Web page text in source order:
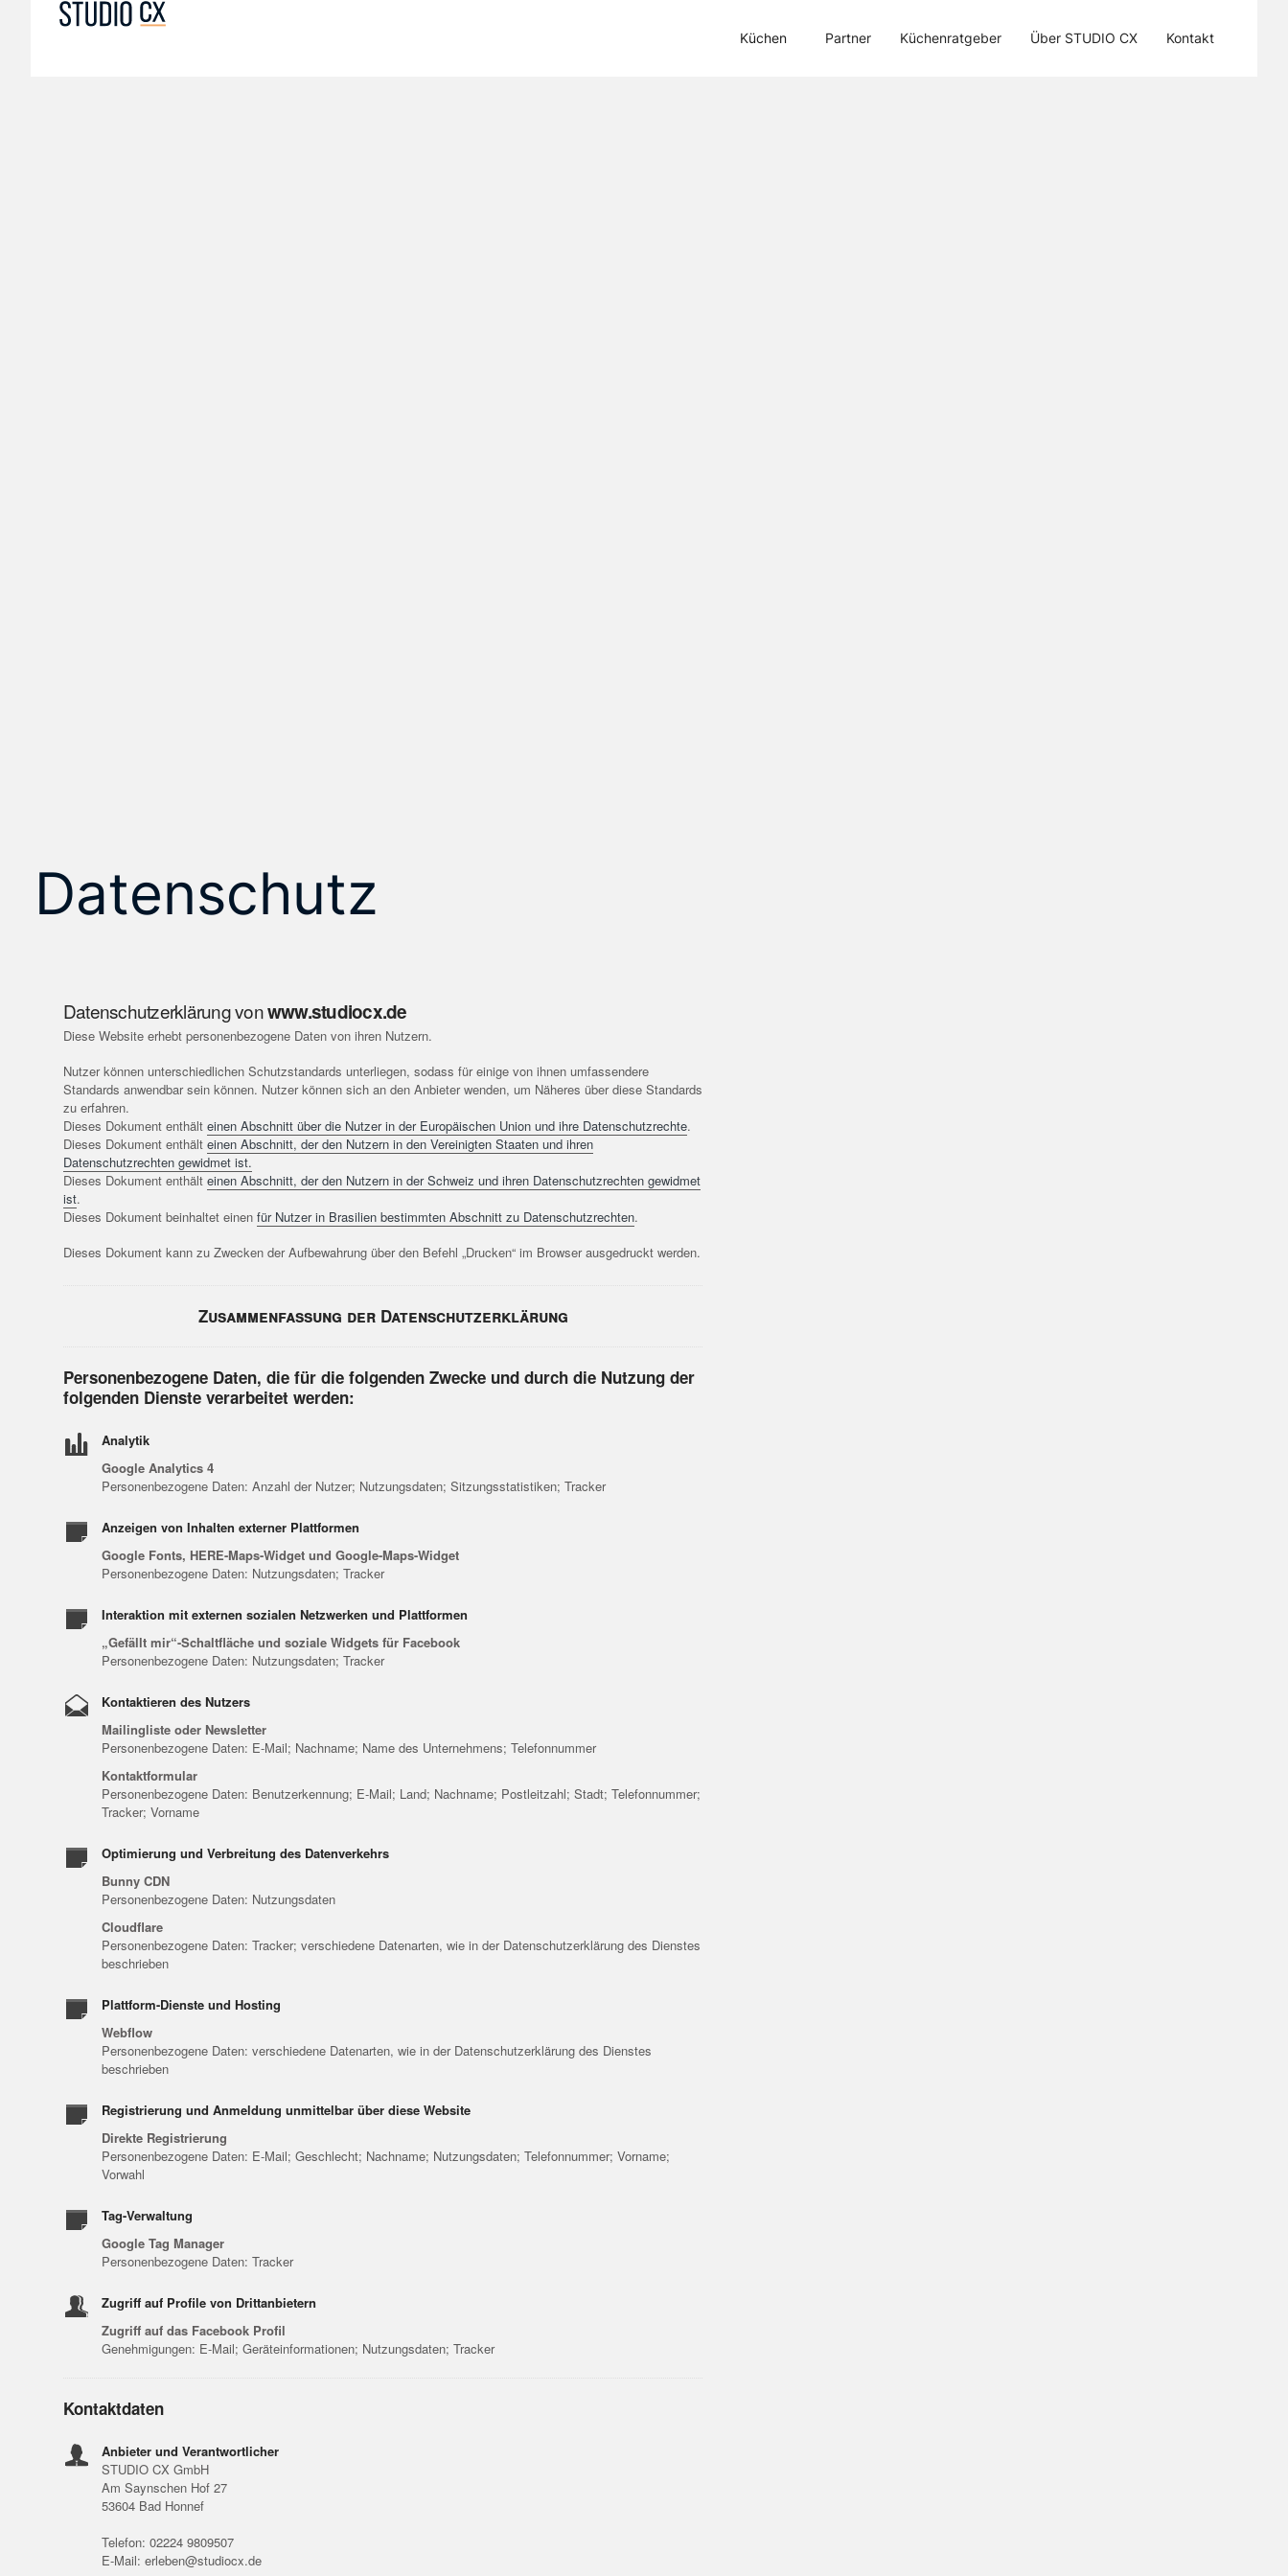
Küchen Partner Küchenratgeber Über STUDIO CX Kontakt
Datenschutz
Datenschutzerklärung vonwww.studiocx.de
Diese Website erhebt personenbezogene Daten von ihren Nutzern.
Nutzer können unterschiedlichen Schutzstandards unterliegen, sodass für einige von ihnen umfassendere
Standards anwendbar sein können. Nutzer können sich an den Anbieter wenden, um Näheres über diese Standards
zu erfahren.
Dieses Dokument enthält einen Abschnitt über die Nutzer in der Europäischen Union und ihre Datenschutzrechte.
Dieses Dokument enthält einen Abschnitt, der den Nutzern in den Vereinigten Staaten und ihren
Datenschutzrechten gewidmet ist.
Dieses Dokument enthält einen Abschnitt, der den Nutzern in der Schweiz und ihren Datenschutzrechten gewidmet
ist.
Dieses Dokument beinhaltet einen für Nutzer in Brasilien bestimmten Abschnitt zu Datenschutzrechten.
Dieses Dokument kann zu Zwecken der Aufbewahrung über den Befehl „Drucken“ im Browser ausgedruckt werden.
Zusammenfassung der Datenschutzerklärung
Personenbezogene Daten, die für die folgenden Zwecke und durch die Nutzung der
folgenden Dienste verarbeitet werden:
Analytik
Google Analytics 4
Personenbezogene Daten: Anzahl der Nutzer; Nutzungsdaten; Sitzungsstatistiken; Tracker
Anzeigen von Inhalten externer Plattformen
Google Fonts, HERE-Maps-Widget und Google-Maps-Widget
Personenbezogene Daten: Nutzungsdaten; Tracker
Interaktion mit externen sozialen Netzwerken und Plattformen
„Gefällt mir“-Schaltfläche und soziale Widgets für Facebook
Personenbezogene Daten: Nutzungsdaten; Tracker
Kontaktieren des Nutzers
Mailingliste oder Newsletter
Personenbezogene Daten: E-Mail; Nachname; Name des Unternehmens; Telefonnummer
Kontaktformular
Personenbezogene Daten: Benutzerkennung; E-Mail; Land; Nachname; Postleitzahl; Stadt; Telefonnummer;
Tracker; Vorname
Optimierung und Verbreitung des Datenverkehrs
Bunny CDN
Personenbezogene Daten: Nutzungsdaten
Cloudflare
Personenbezogene Daten: Tracker; verschiedene Datenarten, wie in der Datenschutzerklärung des Dienstes
beschrieben
Plattform-Dienste und Hosting
Webflow
Personenbezogene Daten: verschiedene Datenarten, wie in der Datenschutzerklärung des Dienstes
beschrieben
Registrierung und Anmeldung unmittelbar über diese Website
Direkte Registrierung
Personenbezogene Daten: E-Mail; Geschlecht; Nachname; Nutzungsdaten; Telefonnummer; Vorname;
Vorwahl
Tag-Verwaltung
Google Tag Manager
Personenbezogene Daten: Tracker
Zugriff auf Profile von Drittanbietern
Zugriff auf das Facebook Profil
Genehmigungen: E-Mail; Geräteinformationen; Nutzungsdaten; Tracker
Kontaktdaten
Anbieter und Verantwortlicher
STUDIO CX GmbH
Am Saynschen Hof 27
53604 Bad Honnef
Telefon: 02224 9809507
E-Mail: erleben@studiocx.de